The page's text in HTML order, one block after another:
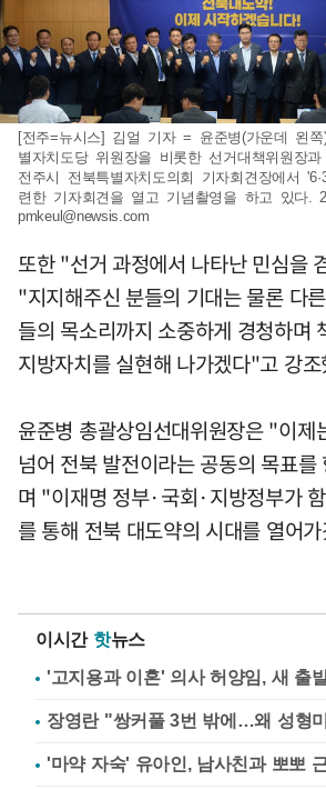
[전주=뉴시스] 김얼 기자 = 윤준병(가운데 왼
별자치도당 위원장을 비롯한 선거대책위원장
전주시 전북특별자치도의회 기자회견장에서
련한 기자회견을 열고 기념촬영을 하고 있다.
pmkeul@newsis.com
또한 "선거 과정에서 나타난 민심을
"지지해주신 분들의 기대는 물론 다
들의 목소리까지 소중하게 경청하며
지방자치를 실현해 나가겠다"고 강
윤준병 총괄상임선대위원장은 "이제
넘어 전북 발전이라는 공동의 목표
며 "이재명 정부·국회·지방정부가
를 통해 전북 대도약의 시대를 열어
이시간 핫뉴스
'고지용과 이혼' 의사 허양임, 새 출
장영란 "쌍커풀 3번 밖에…왜 성형
'마약 자숙' 유아인, 남사친과 뽀뽀